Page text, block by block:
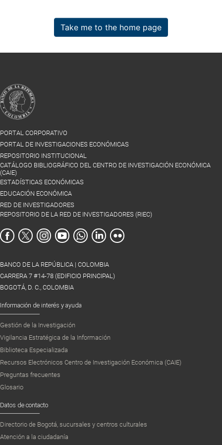
Take me to the home page
PORTAL CORPORATIVO
PORTAL DE INVESTIGACIONES ECONÓMICAS
REPOSITORIO INSTITUCIONAL
CATÁLOGO BIBLIOGRÁFICO DEL CENTRO DE INVESTIGACIÓN ECONÓMICA
(CAIE)
ESTADÍSTICAS ECONÓMICAS
EDUCACIÓN ECONÓMICA
RED DE INVESTIGADORES
REPOSITORIO DE LA RED DE INVESTIGADORES (RIEC)
BANCO DE LA REPÚBLICA | COLOMBIA
CARRERA 7 #14-78 (EDIFICIO PRINCIPAL)
BOGOTÁ, D. C., COLOMBIA
Información de interés y ayuda
Gestión de la Investigación
Vigilancia Estratégica de la Información
Biblioteca Especializada
Recursos Electrónicos Centro de Investigación Económica (CAIE)
Preguntas frecuentes
Glosario
Datos de contacto
Directorio de Bogotá, sucursales y centros culturales
Atención a la ciudadanía